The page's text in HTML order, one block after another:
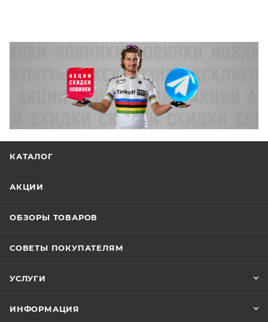
КАТАЛОГ
АКЦИИ
ОБЗОРЫ ТОВАРОВ
СОВЕТЫ ПОКУПАТЕЛЯМ
УСЛУГИ
ИНФОРМАЦИЯ